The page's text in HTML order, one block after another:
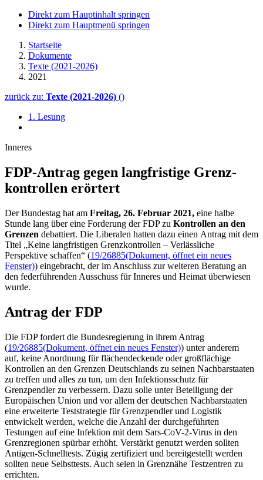
Direkt zum Hauptinhalt springen
Direkt zum Hauptmenü springen
Startseite
Dokumente
Texte (2021-2026)
2021
zurück zu: Texte (2021-2026) ()
1. Lesung
Inneres
FDP-Antrag gegen langfristige Grenz­
kontrollen erörtert
Der Bundestag hat am Freitag, 26. Februar 2021, eine halbe
Stunde lang über eine Forderung der FDP zu Kontrollen an den
Grenzen debattiert. Die Liberalen hatten dazu einen Antrag mit dem
Titel „Keine langfristigen Grenzkontrollen – Verlässliche
Perspektive schaffen“ (19/26885(Dokument, öffnet ein neues
Fenster)) eingebracht, der im Anschluss zur weiteren Beratung an
den federführenden Ausschuss für Inneres und Heimat überwiesen
wurde.
Antrag der FDP
Die FDP fordert die Bundesregierung in ihrem Antrag
(19/26885(Dokument, öffnet ein neues Fenster)) unter anderem
auf, keine Anordnung für flächendeckende oder großflächige
Kontrollen an den Grenzen Deutschlands zu seinen Nachbarstaaten
zu treffen und alles zu tun, um den Infektionsschutz für
Grenzpendler zu verbessern. Dazu solle unter Beteiligung der
Europäischen Union und vor allem der deutschen Nachbarstaaten
eine erweiterte Teststrategie für Grenzpendler und Logistik
entwickelt werden, welche die Anzahl der durchgeführten
Testungen auf eine Infektion mit dem Sars-CoV-2-Virus in den
Grenzregionen spürbar erhöht. Verstärkt genutzt werden sollten
Antigen-Schnelltests. Zügig zertifiziert und bereitgestellt werden
sollten neue Selbsttests. Auch seien in Grenznähe Testzentren zu
errichten.